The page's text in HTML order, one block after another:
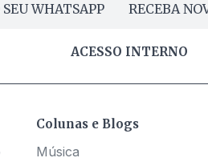
WHATSAPP RECEBA
ACESSO INTERNO
Colunas e Blogs
Música